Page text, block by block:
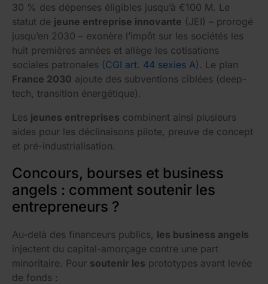
30 % des dépenses éligibles jusqu’à €100 M. Le
statut de jeune entreprise innovante (JEI) – prorogé
jusqu’en 2030 – exonère l’impôt sur les sociétés les
huit premières années et allège les cotisations
sociales patronales (CGI art. 44 sexies A). Le plan
France 2030 ajoute des subventions ciblées (deep-
tech, transition énergétique).
Les jeunes entreprises combinent ainsi plusieurs
aides pour les déclinaisons pilote, preuve de concept
et pré-industrialisation.
Concours, bourses et business
angels : comment soutenir les
entrepreneurs ?
Au-delà des financeurs publics, les business angels
injectent du capital-amorçage contre une part
minoritaire. Pour soutenir les prototypes avant levée
de fonds :